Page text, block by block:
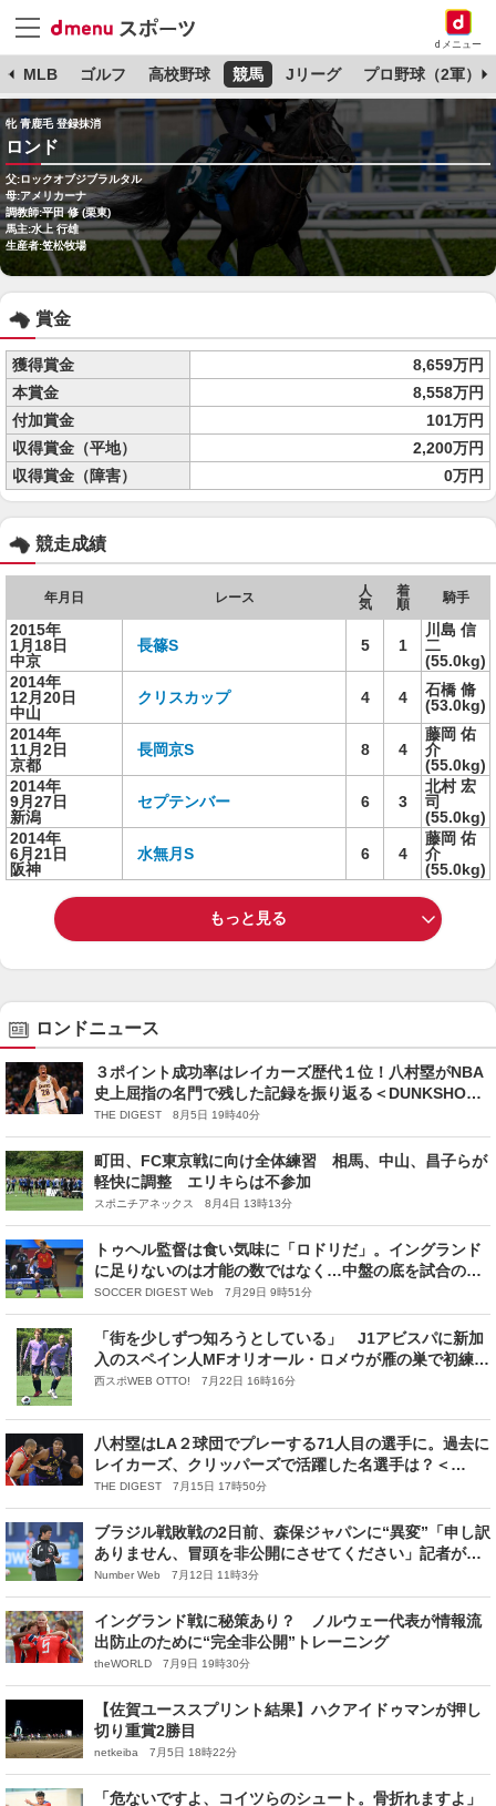
dメニュー
MLB ゴルフ 高校野球 競馬 Jリーグ プロ野球（2軍）
牝 青鹿毛 登録抹消
ロンド
父:ロックオブジブラルタル
母:アメリカーナ
調教師:平田 修 (栗東)
馬主:水上 行雄
生産者:笠松牧場
賞金
獲得賞金
8,659万円
本賞金
8,558万円
付加賞金
101万円
収得賞金（平地）
2,200万円
収得賞金（障害）
0万円
競走成績
年月日 レース
人
気
着
順
騎手
2015年
1月18日
中京
長篠S 5 1
川島 信
二
(55.0kg)
2014年
12月20日
中山
クリスカップ 4 4
石橋 脩
(53.0kg)
2014年
11月2日
京都
長岡京S 8 4
藤岡 佑
介
(55.0kg)
2014年
9月27日
新潟
セプテンバー 6 3
北村 宏
司
(55.0kg)
2014年
6月21日
阪神
水無月S 6 4
藤岡 佑
介
(55.0kg)
もっと見る
ロンドニュース
３ポイント成功率はレイカーズ歴代１位！八村塁がNBA
史上屈指の名門で残した記録を振り返る＜DUNKSHOOT
＞
THE DIGEST 8月5日 19時40分
町田、FC東京戦に向け全体練習 相馬、中山、昌子らが
軽快に調整 エリキらは不参加
スポニチアネックス 8月4日 13時13分
トゥヘル監督は食い気味に「ロドリだ」。イングランド
に足りないのは才能の数ではなく…中盤の底を試合の設
計者として育てる時間が求められている
SOCCER DIGEST Web 7月29日 9時51分
「街を少しずつ知ろうとしている」 J1アビスパに新加
入のスペイン人MFオリオール・ロメウが雁の巣で初練
習 司令塔・見木友哉との〝共演〟も 母国のW杯制覇
西スポWEB OTTO! 7月22日 16時16分
八村塁はLA２球団でプレーする71人目の選手に。過去に
レイカーズ、クリッパーズで活躍した名選手は？＜
DUNKSHOOT＞
THE DIGEST 7月15日 17時50分
ブラジル戦敗戦の2日前、森保ジャパンに“異変”「申し訳
ありません、冒頭を非公開にさせてください」記者が見
た「練習開始数分前のプラン変更」
Number Web 7月12日 11時3分
イングランド戦に秘策あり？ ノルウェー代表が情報流
出防止のために“完全非公開”トレーニング
theWORLD 7月9日 19時30分
【佐賀ユーススプリント結果】ハクアイドゥマンが押し
切り重賞2勝目
netkeiba 7月5日 18時22分
「危ないですよ、コイツらのシュート。骨折れますよ」